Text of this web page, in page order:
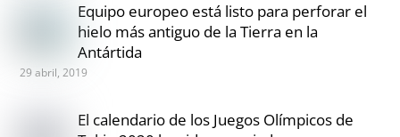
Equipo europeo está listo para perforar el
hielo más antiguo de la Tierra en la
Antártida
29 abril, 2019
El calendario de los Juegos Olímpicos de